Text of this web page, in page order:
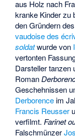
aus Holz nach
kranke Kinder zu
den Gründern
vaudoise des
soldatwurde von
vertonten
Darsteller tanzen
Roman
Geschehnissen
Derborence im
Francis Reusser
verfilmt. Farinet
Falschmünzer